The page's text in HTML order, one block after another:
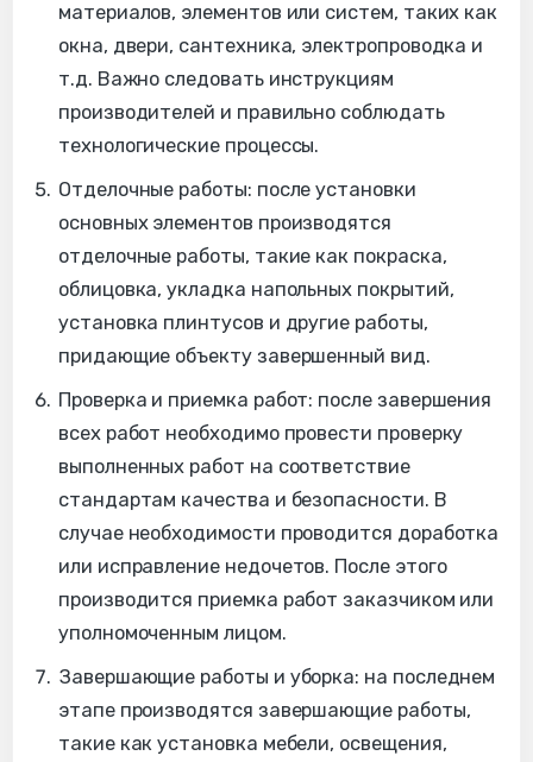
материалов, элементов или систем, таких как
окна, двери, сантехника, электропроводка и
т.д. Важно следовать инструкциям
производителей и правильно соблюдать
технологические процессы.
Отделочные работы: после установки
основных элементов производятся
отделочные работы, такие как покраска,
облицовка, укладка напольных покрытий,
установка плинтусов и другие работы,
придающие объекту завершенный вид.
Проверка и приемка работ: после завершения
всех работ необходимо провести проверку
выполненных работ на соответствие
стандартам качества и безопасности. В
случае необходимости проводится доработка
или исправление недочетов. После этого
производится приемка работ заказчиком или
уполномоченным лицом.
Завершающие работы и уборка: на последнем
этапе производятся завершающие работы,
такие как установка мебели, освещения,